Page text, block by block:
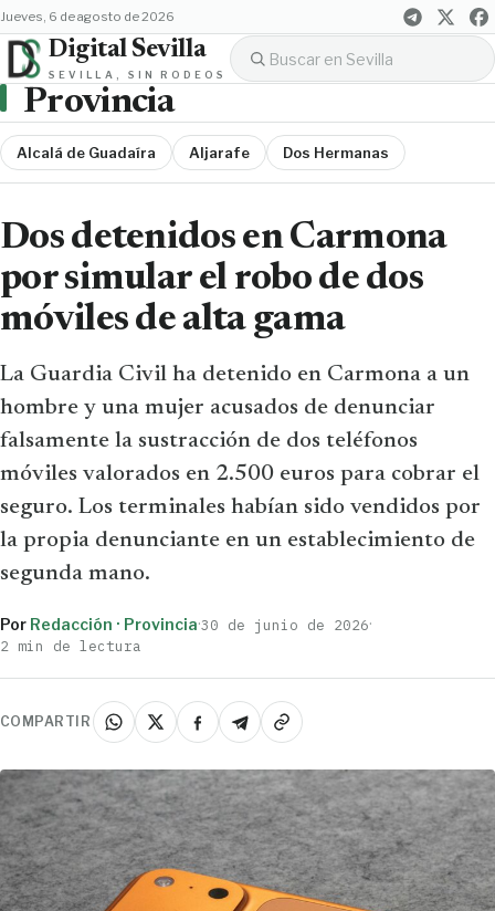
jueves, 6 de agosto de 2026
Digital Sevilla
SEVILLA, SIN RODEOS
Provincia
Alcalá de Guadaíra Aljarafe Dos Hermanas
Dos detenidos en Carmona
por simular el robo de dos
móviles de alta gama
La Guardia Civil ha detenido en Carmona a un
hombre y una mujer acusados de denunciar
falsamente la sustracción de dos teléfonos
móviles valorados en 2.500 euros para cobrar el
seguro. Los terminales habían sido vendidos por
la propia denunciante en un establecimiento de
segunda mano.
Por Redacción · Provincia·30 de junio de 2026·
2 min de lectura
COMPARTIR